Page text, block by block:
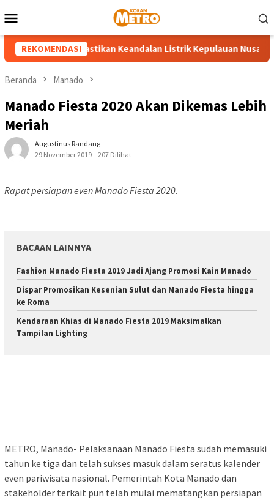
ke
Mobile
REKOMENDASI
UP3 Tahuna Pastikan Keandalan Listrik Kepulauan Nusa Utara
Beranda Manado
Manado Fiesta 2020 Akan Dikemas Lebih
Meriah
Augustinus Randang
29 November 2019
207 Dilihat
Rapat persiapan even Manado Fiesta 2020.
BACAAN LAINNYA
Fashion Manado Fiesta 2019 Jadi Ajang Promosi Kain Manado
Dispar Promosikan Kesenian Sulut dan Manado Fiesta hingga
ke Roma
Kendaraan Khias di Manado Fiesta 2019 Maksimalkan
Tampilan Lighting
METRO, Manado- Pelaksanaan Manado Fiesta sudah memasuki
tahun ke tiga dan telah sukses masuk dalam seratus kalender
even pariwisata nasional. Pemerintah Kota Manado dan
stakeholder terkait pun telah mulai mematangkan persiapan